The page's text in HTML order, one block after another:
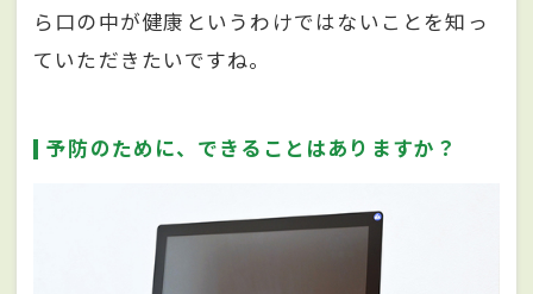
ら口の中が健康というわけではないことを知っ
ていただきたいですね。
予防のために、できることはありますか？